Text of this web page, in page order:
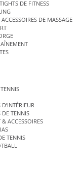
DE FITNESS
DE MASSAGE
DE TENNIS
ACCESSOIRES
TENNIS